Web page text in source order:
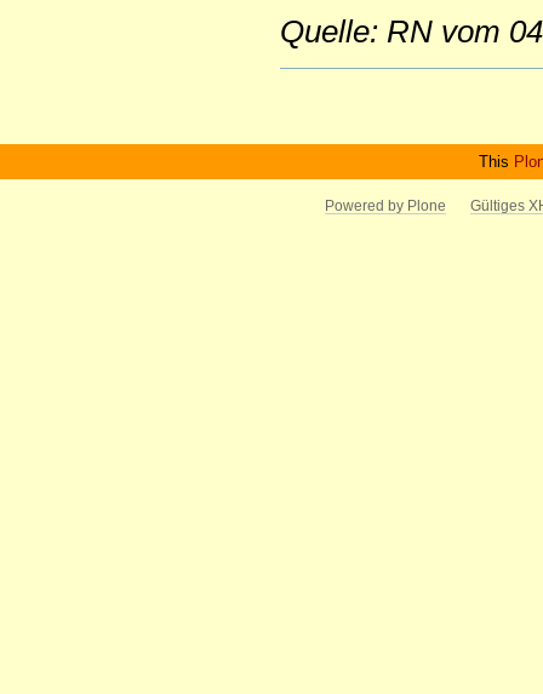
Quelle: RN vom
This
Powered by Plone Gültiges